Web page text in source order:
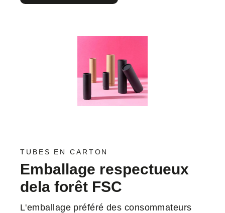
TUBES EN CARTON
Emballage respectueux
dela forêt FSC
L'emballage préféré des consommateurs